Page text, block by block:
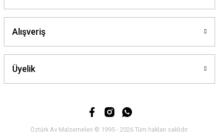
Alışveriş
Üyelik
Öztürk Av Malzemeleri © 1995 - 2026 Tüm hakları saklıdır.